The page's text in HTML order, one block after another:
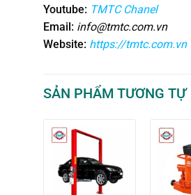
Youtube: TMTC Chanel
Email: info@tmtc.com.vn
Website: https://tmtc.com.vn
SẢN PHẨM TƯƠNG TỰ